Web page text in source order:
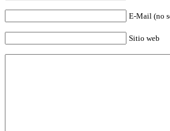
E-Mail (no
Sitio web